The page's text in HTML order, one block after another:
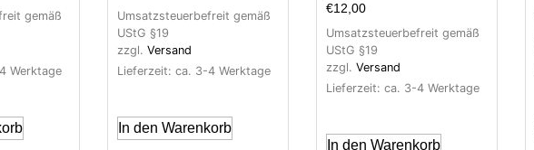
gemäß
Werktage
Umsatzsteuerbefreit gemäß
UStG §19
zzgl. Versand
Lieferzeit: ca. 3-4 Werktage
In den Warenkorb
€12,00
Umsatzsteuerbefreit gemäß
UStG §19
zzgl. Versand
Lieferzeit: ca. 3-4 Werktage
In den Warenkorb